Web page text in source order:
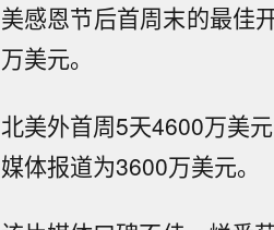
美感恩节后首周末的最佳
万美元。
北美外首周5天4600万美
媒体报道为3600万美元。